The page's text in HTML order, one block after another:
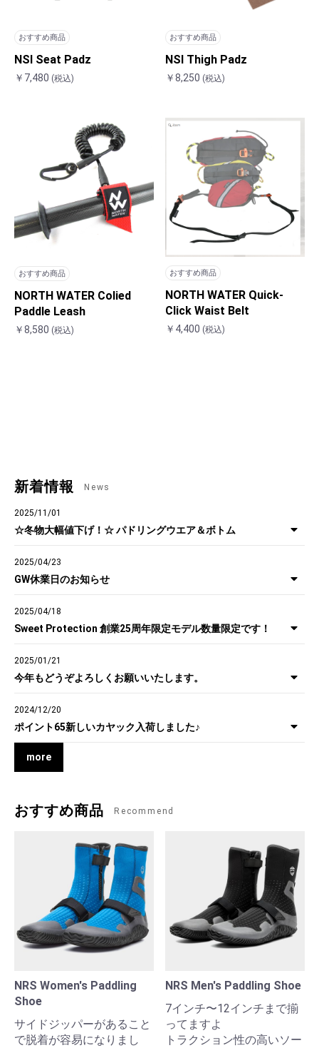
おすすめ商品
NSI Seat Padz
￥7,480 (税込)
おすすめ商品
NSI Thigh Padz
￥8,250 (税込)
おすすめ商品
NORTH WATER Colied
Paddle Leash
￥8,580 (税込)
おすすめ商品
NORTH WATER Quick-
Click Waist Belt
￥4,400 (税込)
カートへ進む
新着情報 News
2025/11/01
☆冬物大幅値下げ！☆ パドリングウエア＆ボトム
2025/04/23
GW休業日のお知らせ
2025/04/18
Sweet Protection 創業25周年限定モデル数量限定です！
2025/01/21
今年もどうぞよろしくお願いいたします。
2024/12/20
ポイント65新しいカヤック入荷しました♪
more
おすすめ商品 Recommend
NRS Women's Paddling
Shoe
サイドジッパーがあること
で脱着が容易になりまし
NRS Men's Paddling Shoe
7インチ〜12インチまで揃
ってますよ
トラクション性の高いソー